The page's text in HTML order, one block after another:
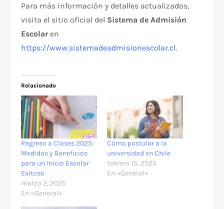
Para más información y detalles actualizados,
visita el sitio oficial del Sistema de Admisión
Escolaren
https://www.sistemadeadmisionescolar.cl.
Relacionado
Regreso a Clases 2025:
Medidas y Beneficios
para un Inicio Escolar
Exitoso
marzo 2, 2025
En «General»
Cómo postular a la
universidad en Chile
febrero 15, 2025
En «General»